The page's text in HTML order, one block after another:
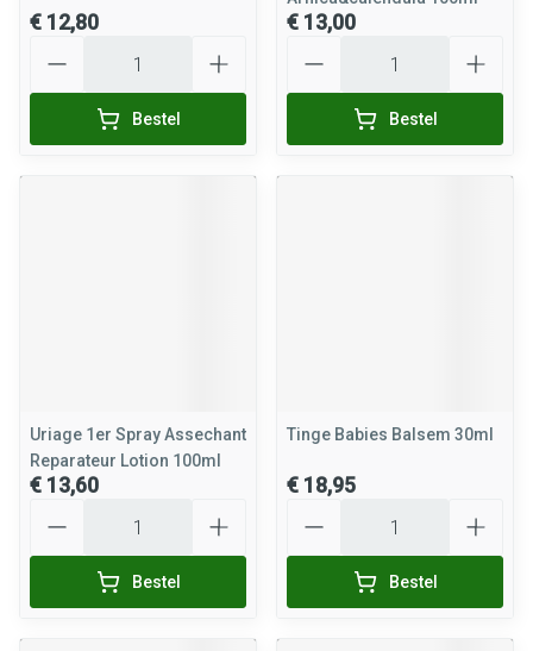
€ 12,80
Bestel
€ 13,00
Bestel
Uriage 1er Spray Assechant
Reparateur Lotion 100ml
€ 13,60
Bestel
Tinge Babies Balsem 30ml
€ 18,95
Bestel